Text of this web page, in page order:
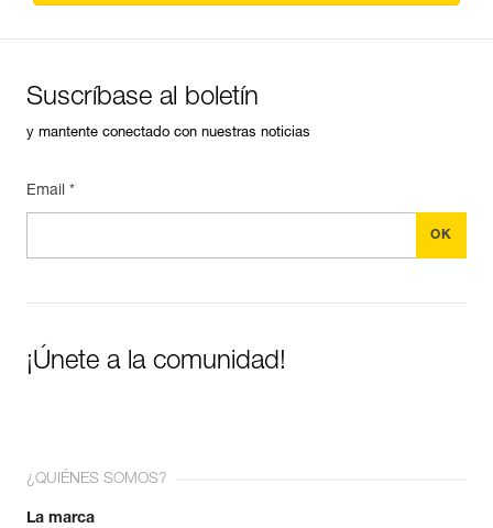
Suscríbase al boletín
y mantente conectado con nuestras noticias
Email *
¡Únete a la comunidad!
¿QUIÉNES SOMOS?
La marca